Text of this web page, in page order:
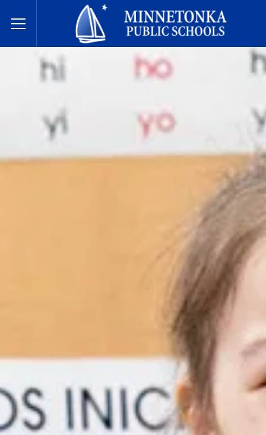
Toggle Menu
בתי הספר הציבוריים של מינטונקה